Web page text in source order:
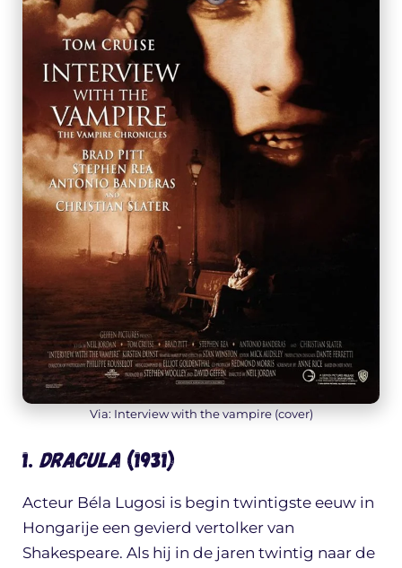
Via: Interview with the vampire (cover)
1. Dracula(1931)
Acteur Béla Lugosi is begin twintigste eeuw in
Hongarije een gevierd vertolker van
Shakespeare. Als hij in de jaren twintig naar de